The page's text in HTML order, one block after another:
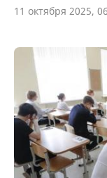
11 октября 2025,